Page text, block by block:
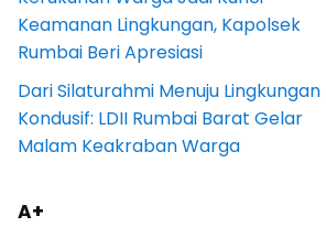
Keamanan Lingkungan, Kapolsek
Rumbai Beri Apresiasi
Dari Silaturahmi Menuju Lingkungan
Kondusif: LDII Rumbai Barat Gelar
Malam Keakraban Warga
A+